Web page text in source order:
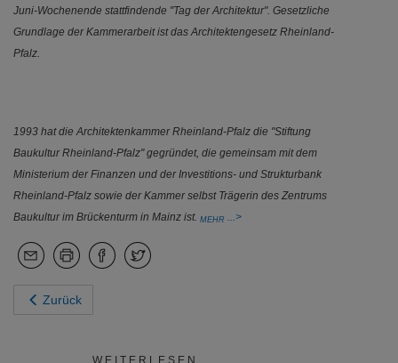
Juni-Wochenende stattfindende "Tag der Architektur". Gesetzliche
Grundlage der Kammerarbeit ist das Architektengesetz Rheinland-
Pfalz.
1993 hat die Architektenkammer Rheinland-Pfalz die "Stiftung
Baukultur Rheinland-Pfalz" gegründet, die gemeinsam mit dem
Ministerium der Finanzen und der Investitions- und Strukturbank
Rheinland-Pfalz sowie der Kammer selbst Trägerin des Zentrums
Baukultur im Brückenturm in Mainz ist. MEHR
Zurück
WEITERLESEN